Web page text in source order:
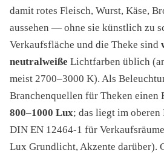
damit rotes Fleisch, Wurst, Käse,
aussehen — ohne sie künstlich zu
Verkaufsfläche und die Theke sind
neutralweiße Lichtfarben üblich
meist 2700–3000 K). Als
Branchenquellen für Theken einen
800–1000 Lux; das liegt im oberen
DIN EN 12464-1 für
Lux Grundlicht, Akzente darüber).